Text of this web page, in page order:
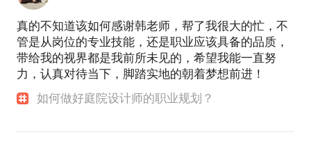
真的不知道该如何感谢韩老师，帮了我很大的忙，不
管是从岗位的专业技能，还是职业应该具备的品质，
带给我的视界都是我前所未见的，希望我能一直努
力，认真对待当下，脚踏实地的朝着梦想前进！
如何做好庭院设计师的职业规划？